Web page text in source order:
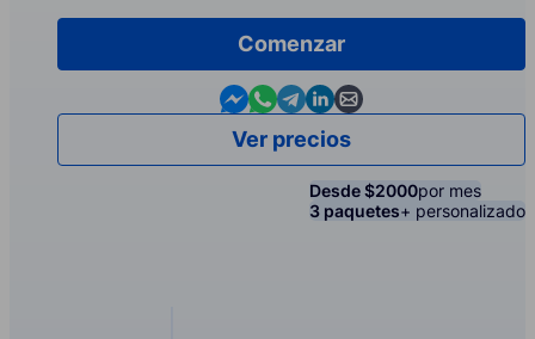
Comenzar
Contact us in Messenger
Contact us in WhatsApp
Contact us in Telegram
Contact us in Linkedin
Contact us by email
Ver precios
Desde $2000por mes
3 paquetes+ personalizado